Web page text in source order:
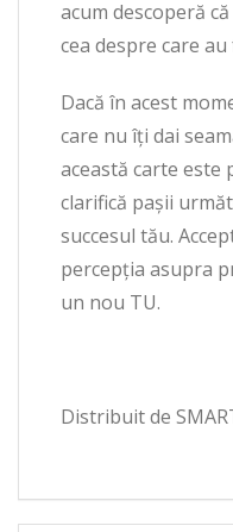
acum descoperă
cea despre care
Dacă în acest
care nu îţi dai
această carte este
clarifică paşii
succesul tău.
percepţia asupra
un nou TU.
Distribuit de